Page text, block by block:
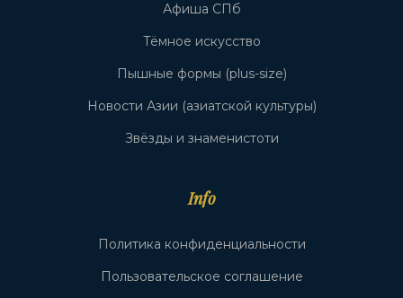
Афиша СПб
Тёмное искусство
Пышные формы (plus-size)
Новости Азии (азиатской культуры)
Звёзды и знаменистоти
Info
Политика конфиденциальности
Пользовательское соглашение